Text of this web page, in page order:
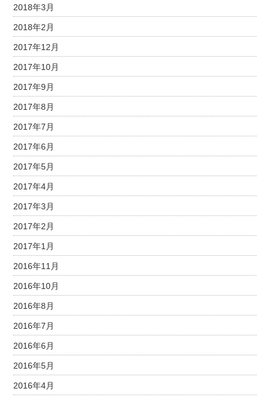
2018年3月
2018年2月
2017年12月
2017年10月
2017年9月
2017年8月
2017年7月
2017年6月
2017年5月
2017年4月
2017年3月
2017年2月
2017年1月
2016年11月
2016年10月
2016年8月
2016年7月
2016年6月
2016年5月
2016年4月